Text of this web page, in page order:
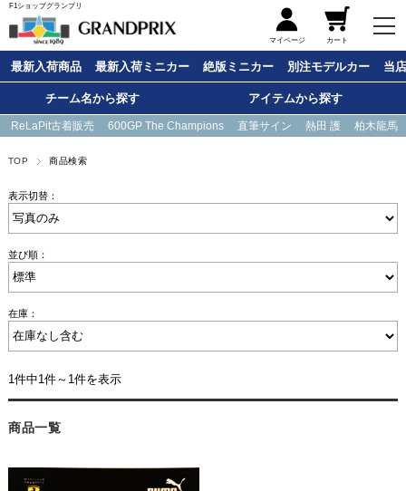
F1ショップグランプリ
マイページ カート
最新入荷商品 最新入荷ミニカー 絶版ミニカー 別注モデルカー 当
チーム名から探す アイテムから探す
ReLaPit古着販売 600GP The Champions 直筆サイン 熱田 護 柏木龍馬
TOP 商品検索
表示切替：
並び順：
在庫：
1件中1件～1件を表示
商品一覧